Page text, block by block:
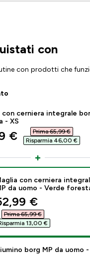
con
con prodotti che
con cerniera integrale
- XS
price
€‎
Prima 65,99 €‎
Risparmia 46,00 €‎
prodotto - Maglia
con cerniera
da uomo - Verde
price
€‎
Prima 65,99 €‎
13,00 €‎
borg MP da uomo